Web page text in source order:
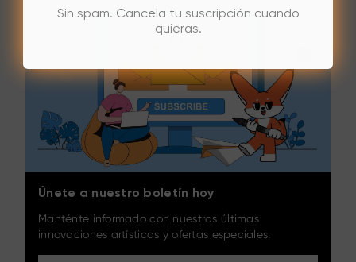
Únete a nuestro boletín hoy
Manténte informado con nuestras últimas
innovaciones artísticas y ofertas especiales.
Sin spam. Cancela tu suscripción cuando
quieras.